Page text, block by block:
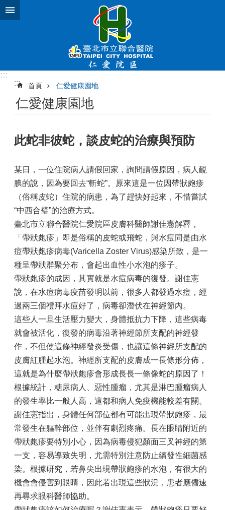
跳到主要內容區塊
:::
:::
首頁 仁愛健康園地
仁愛健康園地
此蛇非彼蛇，談皮蛇的治療與預防
某日，一位住院病人請假回家，詢問請假原因，病人靦
腆的說，因為要回去“斬蛇”。原來這是一位因帶狀皰疹
（俗稱皮蛇）住院的病患，為了趕快好起來，不惜嘗試
“中西合璧”的治療方式。
臺北市立聯合醫院仁愛院區皮膚科醫師謝佳憲解釋，
「帶狀皰疹」即是俗稱的皮蛇或飛蛇，與水痘同是由水
痘帶狀皰疹病毒(Varicella Zoster Virus)感染所致，是一
種呈帶狀群聚分布，會起出血性小水泡的疹子。
帶狀皰疹的成因，其實就是水痘病毒的復發。 謝佳憲
說，在水痘病毒疫苗發明以前，很多人都發過水痘，經
過兩三個禮拜水痘好了，病毒卻潛伏在神經節內。
這些人一旦生活壓力變大，身體抵抗力下降，這些病毒
就會被活化，復發的病毒沿著神經節所支配的神經發
作，不但使這條神經發炎受傷，也讓這條神經所支配的
皮膚紅腫起水泡。神經所支配的皮膚成一長條形分佈，
這就是為什麼帶狀皰疹會形成長長一條像蛇的原因了！
根據統計，糖尿病人、惡性腫瘤，尤其是淋巴腫瘤病人
的發生率比一般人高，這都和病人免疫機能較差有關。
謝佳憲指出，身體任何部位都有可能出現帶狀皰疹，最
常發生在軀幹部位，並伴有劇烈疼痛。長在眼睛附近的
帶狀皰疹要特別小心，因為病毒侵犯顏面三叉神經的第
一支，容易導致失明，尤需特別注意防止續發性細菌感
染。根據研究，若鼻尖出現帶狀皰疹的水泡，有很大的
機會會侵害到眼睛，因此若出現這些狀況，患者應儘速
再尋求眼科醫師協助。